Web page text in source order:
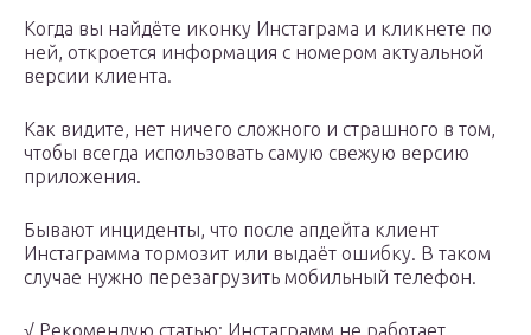
Когда вы найдёте иконку Инстаграма и кликнете по
ней, откроется информация с номером актуальной
версии клиента.
Как видите, нет ничего сложного и страшного в том,
чтобы всегда использовать самую свежую версию
приложения.
Бывают инциденты, что после апдейта клиент
Инстаграмма тормозит или выдаёт ошибку. В таком
случае нужно перезагрузить мобильный телефон.
√ Рекомендую статью: Инстаграмм не работает